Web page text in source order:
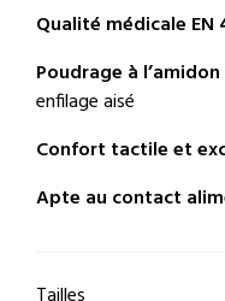
Qualité médicale EN
Poudrage à
enfilage aisé
Confort tactile et
Apte au contact